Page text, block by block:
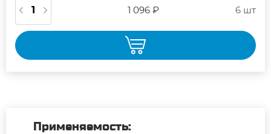
1 096 ₽ 6 шт
Применяемость: